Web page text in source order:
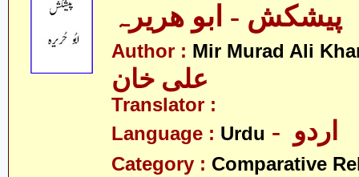
پیشکش - ابو ھریرہ
Author : Mir Murad Ali
علی خان
Translator :
Language : Urdu
Category : Comparative